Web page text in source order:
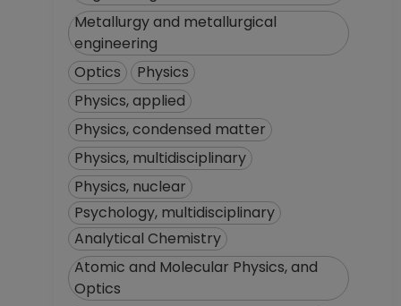
Metallurgy and metallurgical
engineering
Optics
Physics
Physics, applied
Physics, condensed matter
Physics, multidisciplinary
Physics, nuclear
Psychology, multidisciplinary
Analytical Chemistry
Atomic and Molecular Physics, and
Optics